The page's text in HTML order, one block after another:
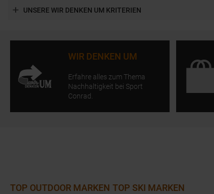
UNSERE WIR DENKEN UM KRITERIEN
WIR DENKEN UM
Erfahre alles zum Thema
Nachhaltigkeit bei Sport
Conrad.
TOP OUTDOOR MARKEN TOP SKI MARKEN